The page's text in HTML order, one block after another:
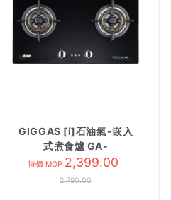
GIGGAS [i]石油氣-嵌入
式煮食爐 GA-
9688II/LPG
特價 MOP 2,399.00
2,780.00